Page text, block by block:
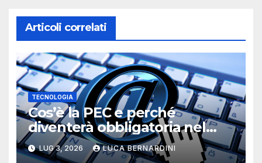
Articoli correlati
TECNOLOGIA
Cos’è la PEC e perché
diventerà obbligatoria nel
2026?
LUG 3, 2026 LUCA BERNARDINI